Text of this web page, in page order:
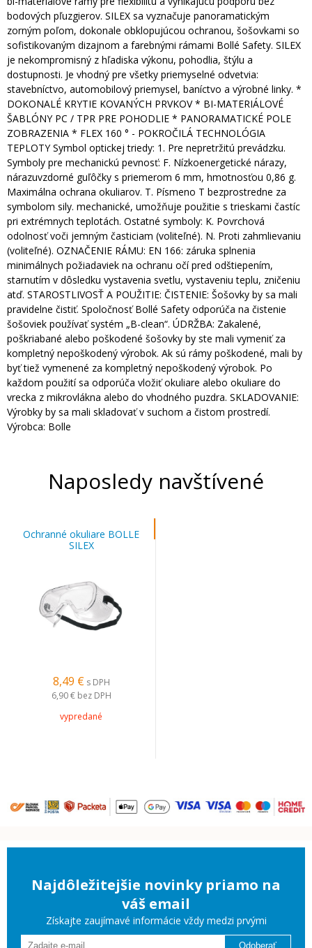
bodových pľuzgierov. SILEX sa vyznačuje panoramatickým
zorným poľom, dokonale obklopujúcou ochranou, šošovkami so
sofistikovaným dizajnom a farebnými rámami Bollé Safety. SILEX
je nekompromisný z hľadiska výkonu, pohodlia, štýlu a
dostupnosti. Je vhodný pre všetky priemyselné odvetvia:
stavebníctvo, automobilový priemysel, baníctvo a výrobné linky. *
DOKONALÉ KRYTIE KOVANÝCH PRVKOV * BI-MATERIÁLOVÉ
ŠABLÓNY PC / TPR PRE POHODLIE * PANORAMATICKÉ POLE
ZOBRAZENIA * FLEX 160 ° - POKROČILÁ TECHNOLÓGIA
TEPLOTY Symbol optickej triedy: 1. Pre nepretržitú prevádzku.
Symboly pre mechanickú pevnosť: F. Nízkoenergetické nárazy,
nárazuvzdorné guľôčky s priemerom 6 mm, hmotnosťou 0,86 g.
Maximálna ochrana okuliarov. T. Písmeno T bezprostredne za
symbolom sily. mechanické, umožňuje použitie s trieskami častíc
pri extrémnych teplotách. Ostatné symboly: K. Povrchová
odolnosť voči jemným časticiam (voliteľné). N. Proti zahmlievaniu
(voliteľné). OZNAČENIE RÁMU: EN 166: záruka splnenia
minimálnych požiadaviek na ochranu očí pred odštiepením,
starnutím v dôsledku vystavenia svetlu, vystaveniu teplu, zničeniu
atď. STAROSTLIVOSŤ A POUŽITIE: ČISTENIE: Šošovky by sa mali
pravidelne čistiť. Spoločnosť Bollé Safety odporúča na čistenie
šošoviek používať systém „B-clean“. ÚDRŽBA: Zakalené,
poškriabané alebo poškodené šošovky by ste mali vymeniť za
kompletný nepoškodený výrobok. Ak sú rámy poškodené, mali by
byť tiež vymenené za kompletný nepoškodený výrobok. Po
každom použití sa odporúča vložiť okuliare alebo okuliare do
vrecka z mikrovlákna alebo do vhodného puzdra. SKLADOVANIE:
Výrobky by sa mali skladovať v suchom a čistom prostredí.
Výrobca: Bolle
Naposledy navštívené
Ochranné okuliare BOLLE
SILEX
8,49 € s DPH
6,90 € bez DPH
vypredané
Najdôležitejšie novinky priamo na
váš email
Získajte zaujímavé informácie vždy medzi prvými
Odoberať